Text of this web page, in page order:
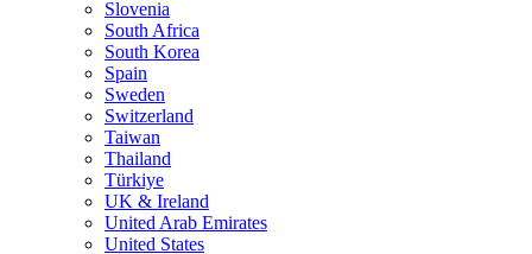
Slovenia
South Africa
South Korea
Spain
Sweden
Switzerland
Taiwan
Thailand
Türkiye
UK & Ireland
United Arab Emirates
United States